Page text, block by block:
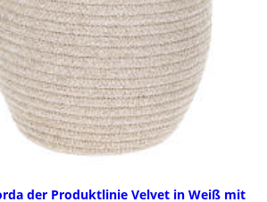
der Produktlinie Velvet in Weiß mit